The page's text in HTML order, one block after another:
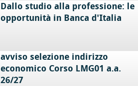
Dallo studio alla professione: le
opportunità in Banca d'Italia
avviso selezione indirizzo
economico Corso LMG01 a.a.
26/27